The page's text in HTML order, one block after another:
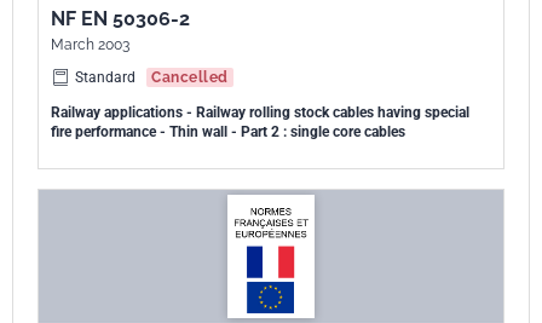
NF EN 50306-2
March 2003
Standard
Cancelled
Railway applications - Railway rolling stock cables having special
fire performance - Thin wall - Part 2 : single core cables